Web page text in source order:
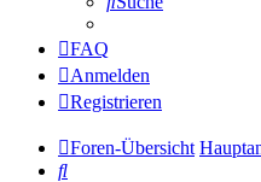
FAQ
Anmelden
Registrieren
Foren-Übersicht
Suche